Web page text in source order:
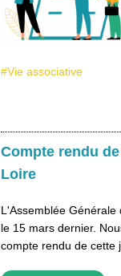
#Vie associative
Compte rendu
Loire
L'Assemblée Générale
le 15 mars dernier.
compte rendu de cette